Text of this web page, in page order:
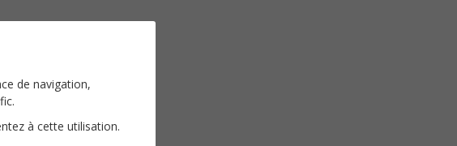
de navigation,
à cette utilisation.